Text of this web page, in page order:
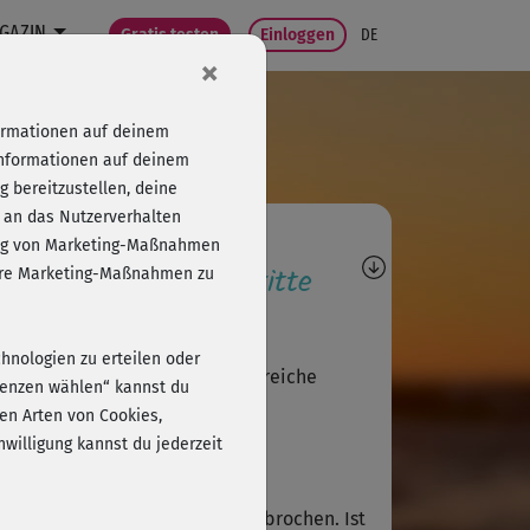
Gratis testen Einloggen DE
Antworten,
Fortschritte
für das tolle, abwechslungsreiche
habe im Wormup bereits abgebrochen. Ist
×
auf deinem
auf deinem
bereitzustellen, deine
das Nutzerverhalten
von Marketing-Maßnahmen
Marketing-Maßnahmen zu
zu erteilen oder
wählen“ kannst du
Arten von Cookies,
kannst du jederzeit